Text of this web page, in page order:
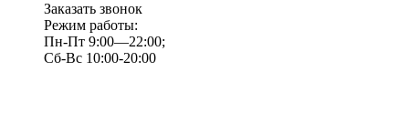
Заказать звонок
Режим работы:
Пн-Пт 9:00—22:00;
Сб-Вс 10:00-20:00